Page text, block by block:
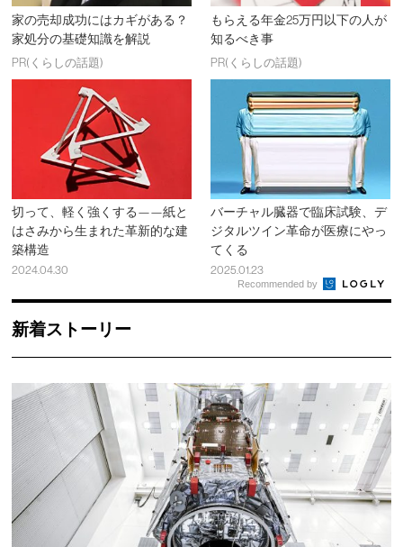
家の売却成功にはカギがある？
家処分の基礎知識を解説
PR(くらしの話題)
もらえる年金25万円以下の人が
知るべき事
PR(くらしの話題)
切って、軽く強くする——紙と
はさみから生まれた革新的な建
築構造
2024.04.30
バーチャル臓器で臨床試験、デ
ジタルツイン革命が医療にやっ
てくる
2025.01.23
Recommended by
新着ストーリー